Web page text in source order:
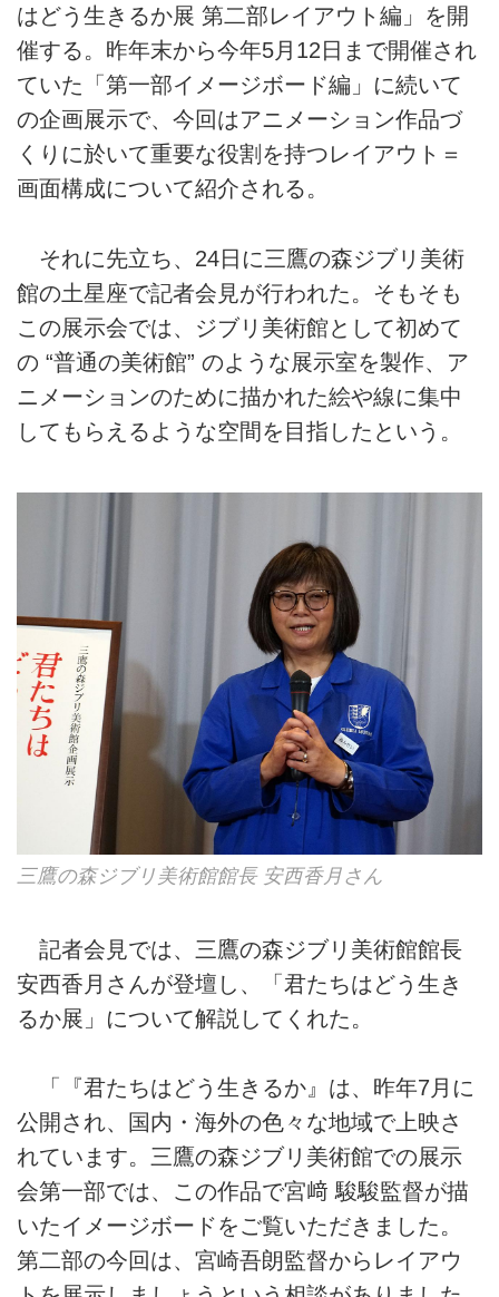
はどう生きるか展 第二部レイアウト編」を開
催する。昨年末から今年5月12日まで開催され
ていた「第一部イメージボード編」に続いて
の企画展示で、今回はアニメーション作品づ
くりに於いて重要な役割を持つレイアウト＝
画面構成について紹介される。
それに先立ち、24日に三鷹の森ジブリ美術
館の土星座で記者会見が行われた。そもそも
この展示会では、ジブリ美術館として初めて
の “普通の美術館” のような展示室を製作、ア
ニメーションのために描かれた絵や線に集中
してもらえるような空間を目指したという。
三鷹の森ジブリ美術館館長 安西香月さん
記者会見では、三鷹の森ジブリ美術館館長
安西香月さんが登壇し、「君たちはどう生き
るか展」について解説してくれた。
「『君たちはどう生きるか』は、昨年7月に
公開され、国内・海外の色々な地域で上映さ
れています。三鷹の森ジブリ美術館での展示
会第一部では、この作品で宮﨑 駿駿監督が描
いたイメージボードをご覧いただきました。
第二部の今回は、宮崎吾朗監督からレイアウ